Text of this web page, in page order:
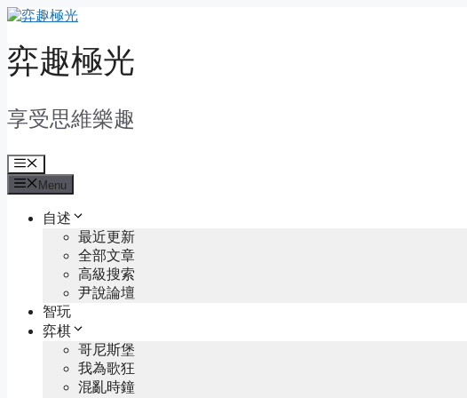
Skip
content
弈趣極光
享受思維樂趣
Menu
Menu
自述
最近更新
全部文章
高級搜索
尹說論壇
智玩
弈棋
哥尼斯堡
我為歌狂
混亂時鐘